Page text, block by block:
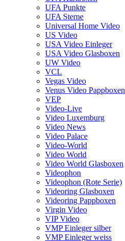
UFA Punkte
UFA Sterne
Universal Home Video
US Video
USA Video Einleger
USA Video Glasboxen
UW Video
VCL
Vegas Video
Venus Video Pappboxen
VEP
Video-Live
Video Luxemburg
Video News
Video Palace
Video-World
Video World
Video World Glasboxen
Videophon
Videophon (Rote Serie)
Videoring Glasboxen
Videoring Pappboxen
Virgin Video
VIP Video
VMP Einleger silber
VMP Einleger weiss